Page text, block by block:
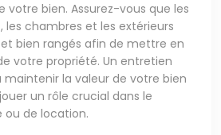
votre bien. Assurez-vous que les
les chambres et les extérieurs
bien rangés afin de mettre en
votre propriété. Un entretien
la valeur de votre bien
un rôle crucial dans le
ou de location.